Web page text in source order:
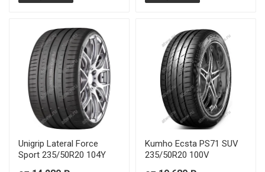
Unigrip Lateral Force
Sport 235/50R20 104Y
Kumho Ecsta PS71 SUV
235/50R20 100V